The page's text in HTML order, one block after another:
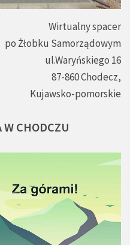
Wirtualny spacer
po Żłobku Samorządowym
ul.Waryńskiego 16
87-860 Chodecz,
Kujawsko-pomorskie
W CHODCZU